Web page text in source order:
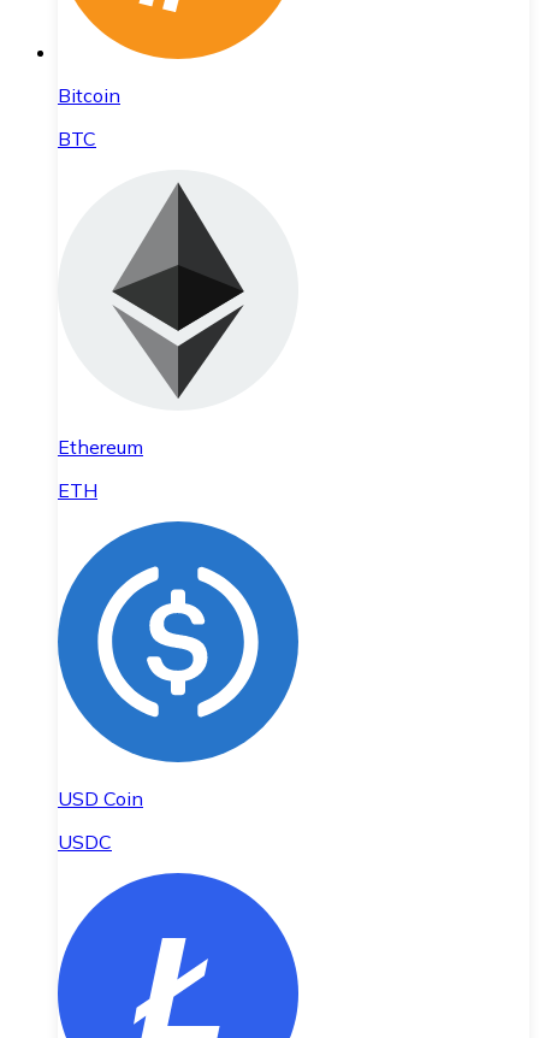
Bitcoin
BTC
Ethereum
ETH
USD Coin
USDC